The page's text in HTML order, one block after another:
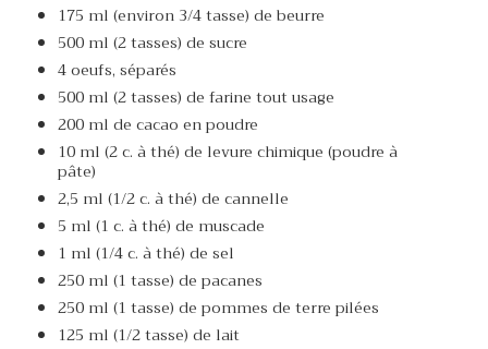
175 ml (environ 3/4 tasse) de beurre
500 ml (2 tasses) de sucre
4 oeufs, séparés
500 ml (2 tasses) de farine tout usage
200 ml de cacao en poudre
10 ml (2 c. à thé) de levure chimique (poudre à
pâte)
2,5 ml (1/2 c. à thé) de cannelle
5 ml (1 c. à thé) de muscade
1 ml (1/4 c. à thé) de sel
250 ml (1 tasse) de pacanes
250 ml (1 tasse) de pommes de terre pilées
125 ml (1/2 tasse) de lait